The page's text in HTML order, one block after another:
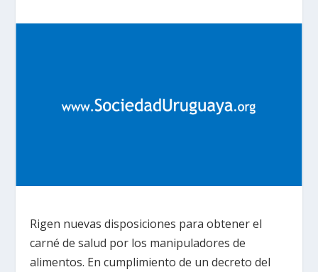
Rigen nuevas disposiciones para obtener el
carné de salud por los manipuladores de
alimentos. En cumplimiento de un decreto del